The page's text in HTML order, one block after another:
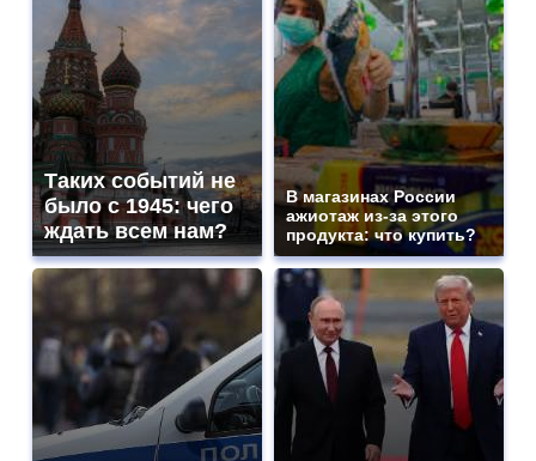
Таких событий не
было с 1945: чего
ждать всем нам?
В магазинах России
ажиотаж из-за этого
продукта: что купить?